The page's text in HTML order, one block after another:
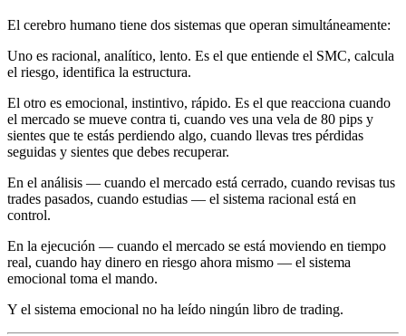
El cerebro humano tiene dos sistemas que operan simultáneamente:
Uno es racional, analítico, lento. Es el que entiende el SMC, calcula
el riesgo, identifica la estructura.
El otro es emocional, instintivo, rápido. Es el que reacciona cuando
el mercado se mueve contra ti, cuando ves una vela de 80 pips y
sientes que te estás perdiendo algo, cuando llevas tres pérdidas
seguidas y sientes que debes recuperar.
En el análisis — cuando el mercado está cerrado, cuando revisas tus
trades pasados, cuando estudias — el sistema racional está en
control.
En la ejecución — cuando el mercado se está moviendo en tiempo
real, cuando hay dinero en riesgo ahora mismo — el sistema
emocional toma el mando.
Y el sistema emocional no ha leído ningún libro de trading.